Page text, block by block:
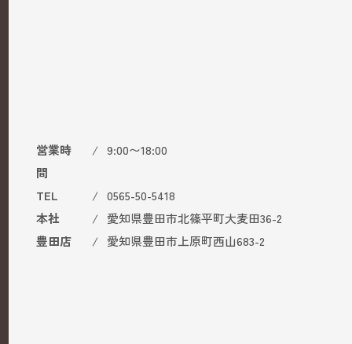
営業時
間
9:00〜18:00
TEL
0565-50-5418
本社
愛知県豊田市北篠平町大麦田36-2
豊田店
愛知県豊田市上原町西山683-2